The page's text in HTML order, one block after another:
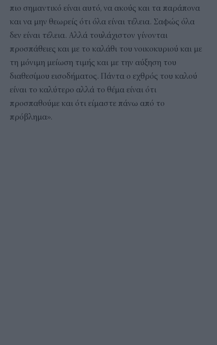
πιο σημαντικό είναι αυτό, να ακούς και τα παράπονα
και να μην θεωρείς ότι όλα είναι τέλεια. Σαφώς όλα
δεν είναι τέλεια. Αλλά τουλάχιστον γίνονται
προσπάθειες και με το καλάθι του νοικοκυριού και με
τη μόνιμη μείωση τιμής και με την αύξηση του
διαθεσίμου εισοδήματος. Πάντα ο εχθρός του καλού
είναι το καλύτερο αλλά το θέμα είναι ότι
προσπαθούμε και ότι είμαστε πάνω από το
πρόβλημα».